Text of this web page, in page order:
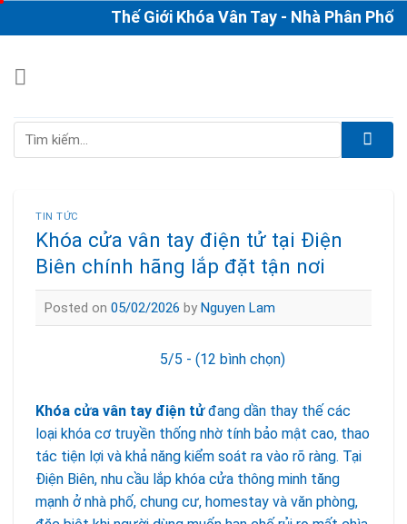
to
Thế Giới Khóa Vân Tay - Nhà Phân Phối &
Tìm
TIN TỨC
Khóa cửa vân tay điện tử tại Điện
Biên chính hãng lắp đặt tận nơi
Posted on 05/02/2026 by Nguyen Lam
5/5 - (12 bình chọn)
Khóa cửa vân tay điện tửđang dần thay thế các
loại khóa cơ truyền thống nhờ tính bảo mật cao, thao
tác tiện lợi và khả năng kiểm soát ra vào rõ ràng. Tại
Điện Biên, nhu cầu lắp khóa cửa thông minh tăng
mạnh ở nhà phố, chung cư, homestay và văn phòng,